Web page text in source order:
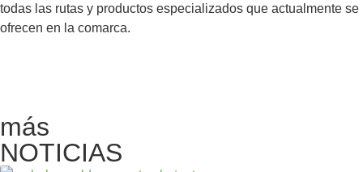
todas las rutas y productos especializados que actualmente se
ofrecen en la comarca.
más
NOTICIAS